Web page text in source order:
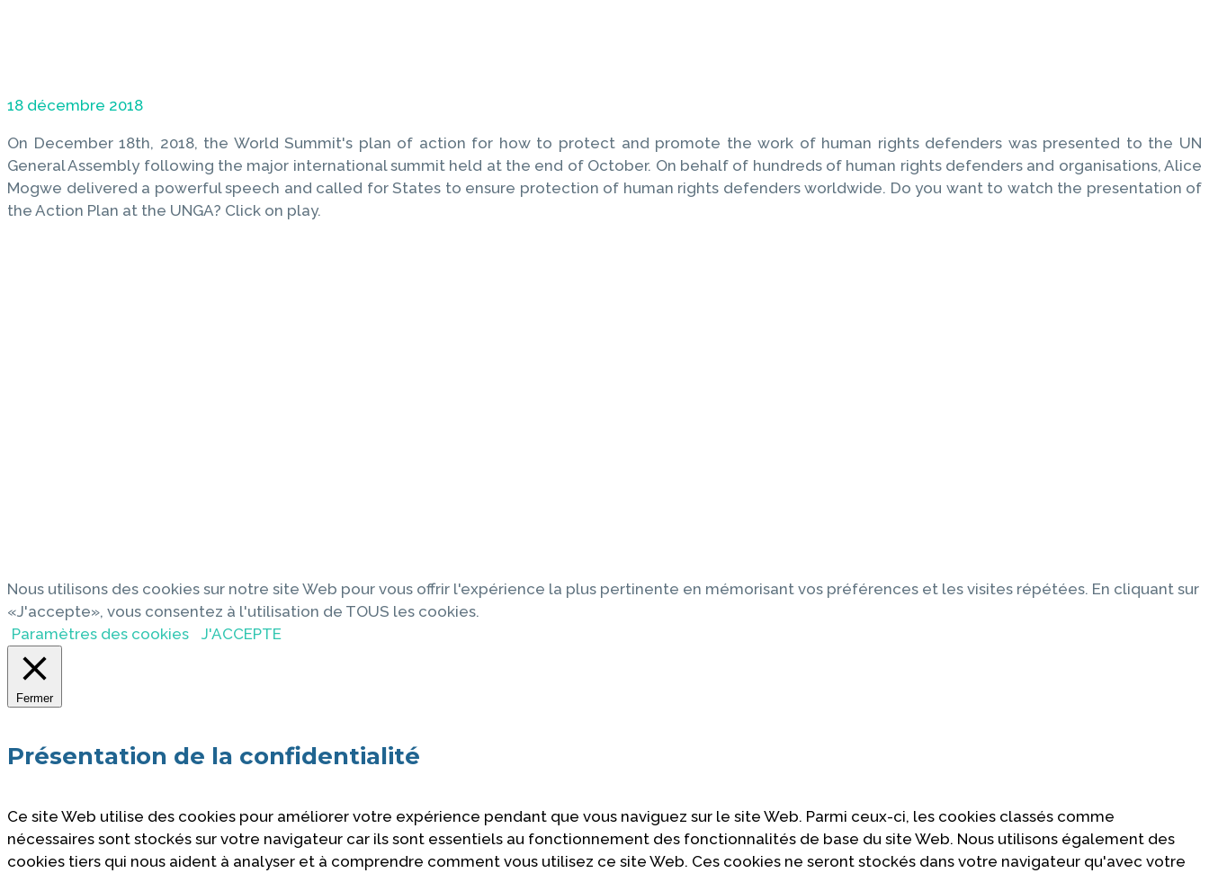
18 décembre 2018
On December 18th, 2018, the World Summit's plan of action for how to protect and promote the work of human rights defenders was presented to the UN
General Assembly following the major international summit held at the end of October. On behalf of hundreds of human rights defenders and organisations, Alice
Mogwe delivered a powerful speech and called for States to ensure protection of human rights defenders worldwide. Do you want to watch the presentation of
the Action Plan at the UNGA? Click on play.
Nous utilisons des cookies sur notre site Web pour vous offrir l'expérience la plus pertinente en mémorisant vos préférences et les visites répétées. En cliquant sur
«J'accepte», vous consentez à l'utilisation de TOUS les cookies.
Paramètres des cookies
J'ACCEPTE
Fermer
Présentation de la confidentialité
Ce site Web utilise des cookies pour améliorer votre expérience pendant que vous naviguez sur le site Web. Parmi ceux-ci, les cookies classés comme
nécessaires sont stockés sur votre navigateur car ils sont essentiels au fonctionnement des fonctionnalités de base du site Web. Nous utilisons également des
cookies tiers qui nous aident à analyser et à comprendre comment vous utilisez ce site Web. Ces cookies ne seront stockés dans votre navigateur qu'avec votre